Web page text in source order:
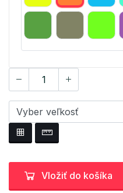
Vložiť do košíka